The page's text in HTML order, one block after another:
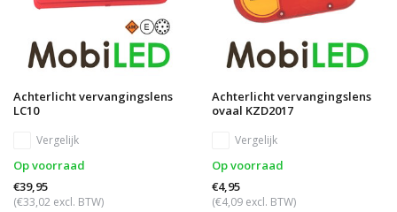
Achterlicht vervangingslens
LC10
Vergelijk
Op voorraad
€39,95
(€33,02 excl. BTW)
Achterlicht vervangingslens
ovaal KZD2017
Vergelijk
Op voorraad
€4,95
(€4,09 excl. BTW)